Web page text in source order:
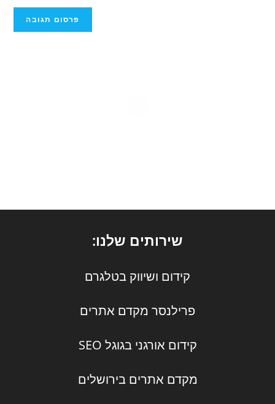
שירותים שלנו:
קידום ושיווק בטלגרם
פרילנסר מקדם אתרים
קידום אורגני בגוגל SEO
מקדם אתרים בירושלים